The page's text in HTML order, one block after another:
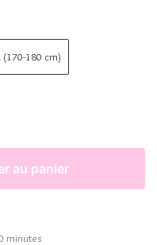
(170-180 cm)
au panier
minutes